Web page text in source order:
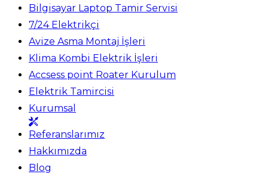
Bilgisayar Laptop Tamir Servisi
7/24 Elektrikçi
Avize Asma Montaj İşleri
Klima Kombi Elektrik İşleri
Accsess point Roater Kurulum
Elektrik Tamircisi
Kurumsal
Referanslarımız
Hakkımızda
Blog